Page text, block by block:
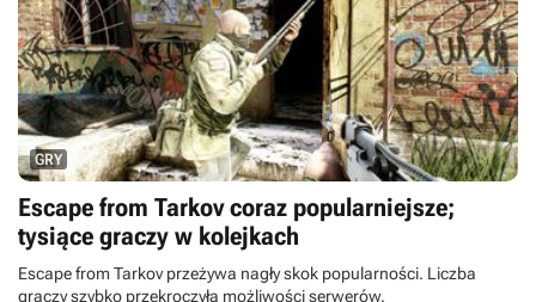
GRY
Escape from Tarkov coraz popularniejsze;
tysiące graczy w kolejkach
Escape from Tarkov przeżywa nagły skok popularności. Liczba
graczy szybko przekroczyła możliwości serwerów.